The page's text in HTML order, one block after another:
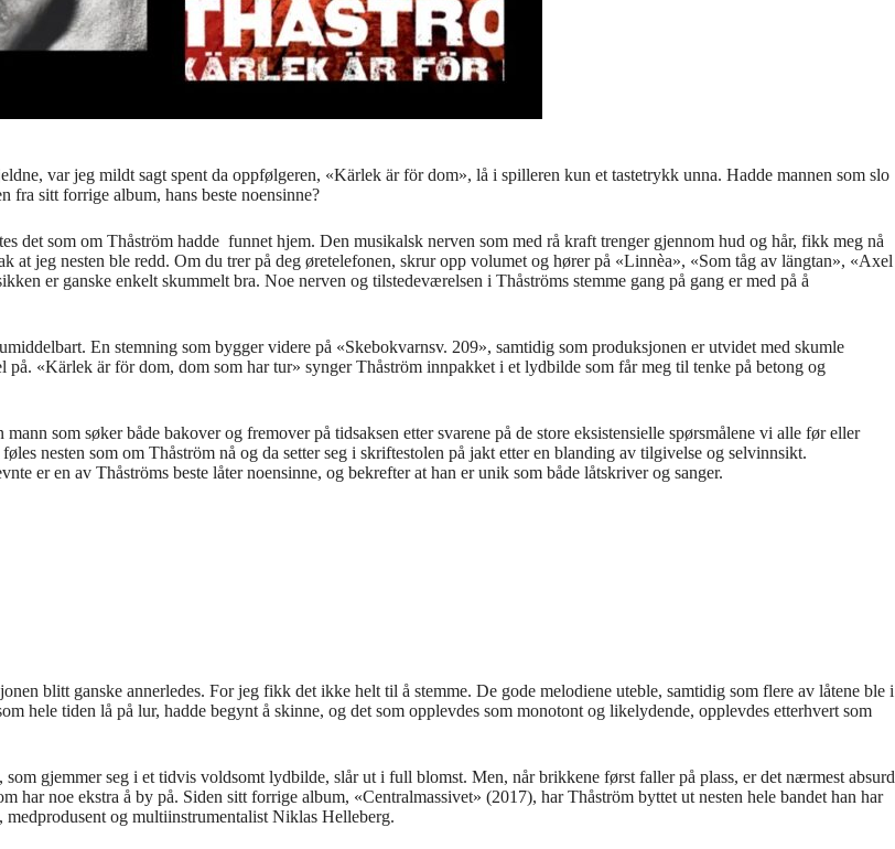
var jeg mildt sagt spent da oppfølgeren, «Kärlek är för dom», lå i spilleren kun et tastetrykk unna. Hadde mannen som slo
fra sitt forrige album, hans beste noensinne?
det som om Thåström hadde funnet hjem. Den musikalsk nerven som med rå kraft trenger gjennom hud og hår, fikk meg nå
at jeg nesten ble redd. Om du trer på deg øretelefonen, skrur opp volumet og hører på «Linnèa», «Som tåg av längtan», «Axel
er ganske enkelt skummelt bra. Noe nerven og tilstedeværelsen i Thåströms stemme gang på gang er med på å
En stemning som bygger videre på «Skebokvarnsv. 209», samtidig som produksjonen er utvidet med skumle
«Kärlek är för dom, dom som har tur» synger Thåström innpakket i et lydbilde som får meg til tenke på betong og
som søker både bakover og fremover på tidsaksen etter svarene på de store eksistensielle spørsmålene vi alle før eller
nesten som om Thåström nå og da setter seg i skriftestolen på jakt etter en blanding av tilgivelse og selvinnsikt.
er en av Thåströms beste låter noensinne, og bekrefter at han er unik som både låtskriver og sanger.
blitt ganske annerledes. For jeg fikk det ikke helt til å stemme. De gode melodiene uteble, samtidig som flere av låtene ble i
hele tiden lå på lur, hadde begynt å skinne, og det som opplevdes som monotont og likelydende, opplevdes etterhvert som
gjemmer seg i et tidvis voldsomt lydbilde, slår ut i full blomst. Men, når brikkene først faller på plass, er det nærmest absurd
noe ekstra å by på. Siden sitt forrige album, «Centralmassivet» (2017), har Thåström byttet ut nesten hele bandet han har
og multiinstrumentalist Niklas Helleberg.